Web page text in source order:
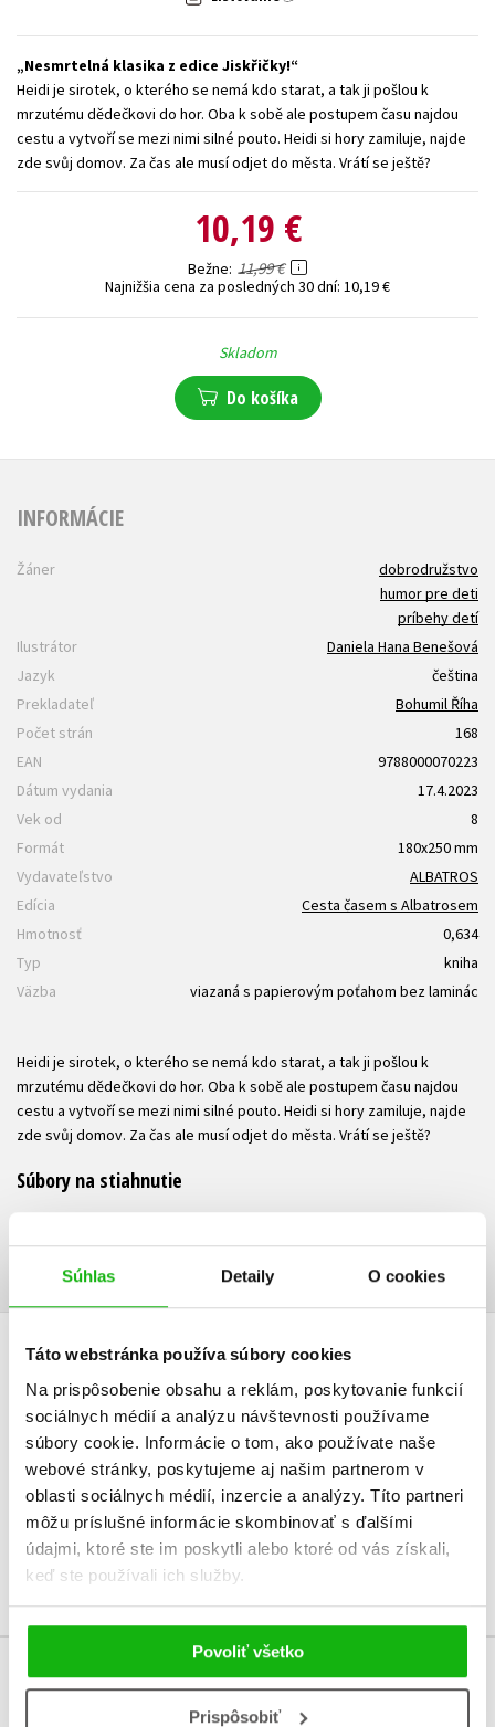
Súhlas Detaily O cookies
Táto webstránka používa súbory cookies
Na prispôsobenie obsahu a reklám, poskytovanie funkcií
sociálnych médií a analýzu návštevnosti používame
súbory cookie. Informácie o tom, ako používate naše
webové stránky, poskytujeme aj našim partnerom v
oblasti sociálnych médií, inzercie a analýzy. Títo partneri
môžu príslušné informácie skombinovať s ďalšími
údajmi, ktoré ste im poskytli alebo ktoré od vás získali,
keď ste používali ich služby.
Povoliť všetko
Prispôsobiť
Technické vedy
Učebnice
Umenie a kultúra
Výchova a pedagogika
Young adult
Zdravie a životný štýl
Všetky tituly
Nesmrtelná klasika z edice Jiskřičky!
Heidi je sirotek, o kterého se nemá kdo starat, a tak ji pošlou k
mrzutému dědečkovi do hor. Oba k sobě ale postupem času najdou
cestu a vytvoří se mezi nimi silné pouto. Heidi si hory zamiluje, najde
zde svůj domov. Za čas ale musí odjet do města. Vrátí se ještě?
10,19 €
Bežne 11,99 €
Najnižšia cena za posledných 30 dní: 10,19 €
Skladom
Do košíka
INFORMÁCIE
Žáner
dobrodružstvo
humor pre deti
príbehy detí
Ilustrátor
Daniela Hana Benešová
Jazyk
čeština
Prekladateľ
Bohumil Říha
Počet strán
168
EAN
9788000070223
Dátum vydania
17.4.2023
Vek od
8
Formát
180x250 mm
Vydavateľstvo
ALBATROS
Edícia
Cesta časem s Albatrosem
Hmotnosť
0,634
Typ
kniha
Väzba
viazaná s papierovým poťahom bez laminác
Heidi je sirotek, o kterého se nemá kdo starat, a tak ji pošlou k
mrzutému dědečkovi do hor. Oba k sobě ale postupem času najdou
cestu a vytvoří se mezi nimi silné pouto. Heidi si hory zamiluje, najde
zde svůj domov. Za čas ale musí odjet do města. Vrátí se ještě?
Súbory na stiahnutie
UŽIVATEĽSKÁ RECENZIA
Žiadne užívateľské hodnotenia nie sú dostupné.
Vaše hodnotenie
Používateľskú recenziu môžu vkladať len registrovaní užívatelia
Prihlásiť
KUPUJEME S